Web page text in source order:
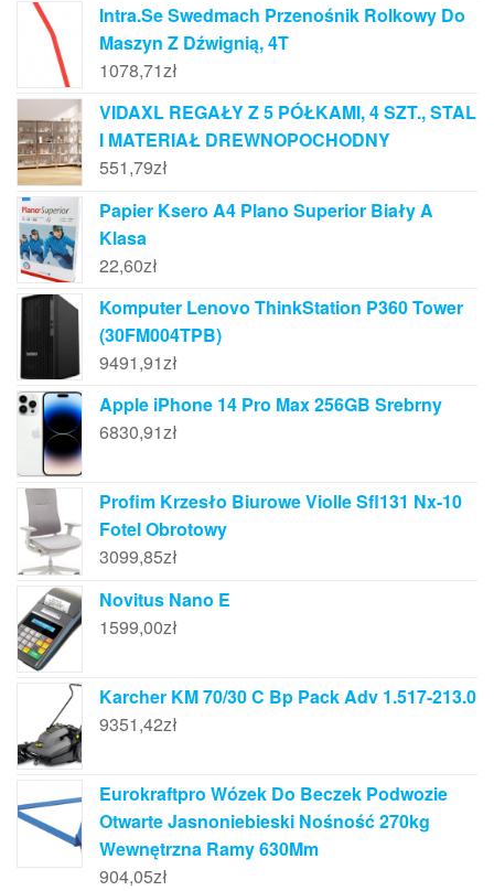
Intra.Se Swedmach Przenośnik Rolkowy Do
Maszyn Z Dźwignią, 4T
1078,71zł
VIDAXL REGAŁY Z 5 PÓŁKAMI, 4 SZT., STAL
I MATERIAŁ DREWNOPOCHODNY
551,79zł
Papier Ksero A4 Plano Superior Biały A
Klasa
22,60zł
Komputer Lenovo ThinkStation P360 Tower
(30FM004TPB)
9491,91zł
Apple iPhone 14 Pro Max 256GB Srebrny
6830,91zł
Profim Krzesło Biurowe Violle Sfl131 Nx-10
Fotel Obrotowy
3099,85zł
Novitus Nano E
1599,00zł
Karcher KM 70/30 C Bp Pack Adv 1.517-213.0
9351,42zł
Eurokraftpro Wózek Do Beczek Podwozie
Otwarte Jasnoniebieski Nośność 270kg
Wewnętrzna Ramy 630Mm
904,05zł